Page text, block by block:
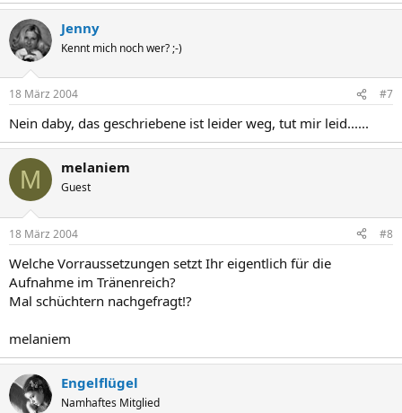
Jenny
Kennt mich noch wer? ;-)
18 März 2004 #7
Nein daby, das geschriebene ist leider weg, tut mir leid......
M melaniem
Guest
18 März 2004 #8
Welche Vorraussetzungen setzt Ihr eigentlich für die
Aufnahme im Tränenreich?
Mal schüchtern nachgefragt!?
melaniem
Engelflügel
Namhaftes Mitglied